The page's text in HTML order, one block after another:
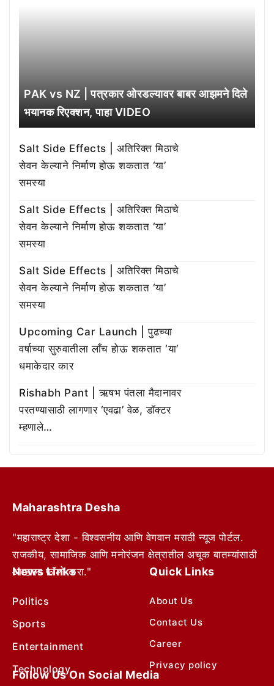
PAK vs NZ | पत्रकार ओरडल्यावर बाबर आझमने दिले
भयानक रिएक्शन, पाहा VIDEO
Salt Side Effects | अतिरिक्त मिठाचे
सेवन केल्याने निर्माण होऊ शकतात ‘या’
समस्या
Salt Side Effects | अतिरिक्त मिठाचे
सेवन केल्याने निर्माण होऊ शकतात ‘या’
समस्या
Salt Side Effects | अतिरिक्त मिठाचे
सेवन केल्याने निर्माण होऊ शकतात ‘या’
समस्या
Upcoming Car Launch | पुढच्या
वर्षाच्या सुरुवातीला लाँच होऊ शकतात ‘या’
धमाकेदार कार
Rishabh Pant | ऋषभ पंतला मैदानावर
परतण्यासाठी लागणार ‘एवढा’ वेळ, डॉक्टर
म्हणाले…
Maharashtra Desha
"महाराष्ट्र देशा - विश्वसनीय आणि वेगवान मराठी न्यूज पोर्टल.
राजकीय, सामाजिक आणि मनोरंजन क्षेत्रातील अचूक बातम्यांसाठी
आम्हाला फॉलो करा."
News Links
Politics
Sports
Entertainment
Technology
Quick Links
About Us
Contact Us
Career
Privacy policy
Follow Us On Social Media